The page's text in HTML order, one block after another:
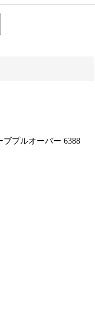
ブプルオーバー 6388